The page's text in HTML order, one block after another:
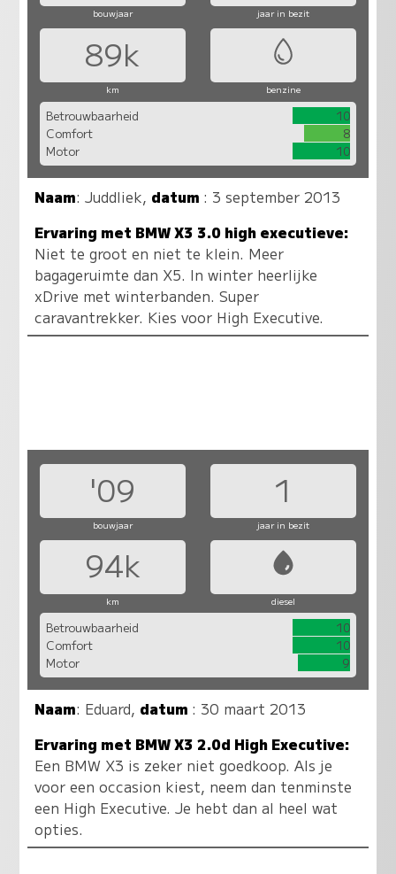
bouwjaar jaar in bezit
89k
km benzine
Betrouwbaarheid
10
Comfort
8
Motor
10
Naam:Juddliek, datum : 3 september 2013
Ervaring met BMW X3 3.0 high executieve:
Niet te groot en niet te klein. Meer
bagageruimte dan X5. In winter heerlijke
xDrive met winterbanden. Super
caravantrekker. Kies voor High Executive.
'09 1
bouwjaar jaar in bezit
94k
km diesel
Betrouwbaarheid
10
Comfort
10
Motor
9
Naam: Eduard, datum : 30 maart 2013
Ervaring met BMW X3 2.0d High Executive:
Een BMW X3 is zeker niet goedkoop. Als je
voor een occasion kiest, neem dan tenminste
een High Executive. Je hebt dan al heel wat
opties.